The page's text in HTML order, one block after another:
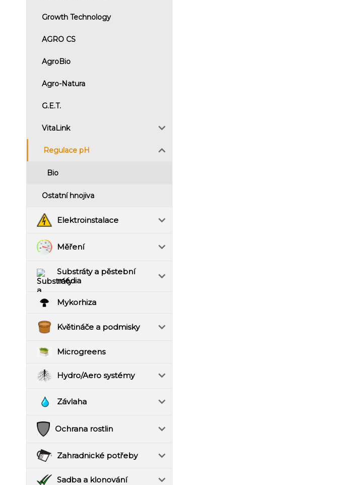
Growth Technology
AGRO CS
AgroBio
Agro-Natura
G.E.T.
VitaLink
Regulace pH
Bio
Ostatní hnojiva
Elektroinstalace
Měření
Substráty a pěstební
média
Mykorhiza
Květináče a podmisky
Microgreens
Hydro/Aero systémy
Závlaha
Ochrana rostlin
Zahradnické potřeby
Sadba a klonování